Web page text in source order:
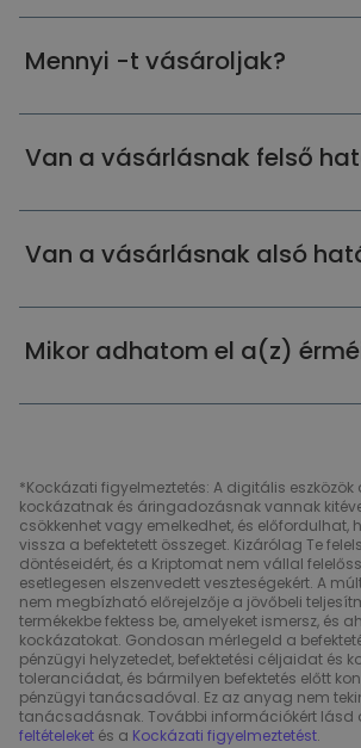
Mennyi -t vásároljak?
Van a vásárlásnak felső
Van a vásárlásnak alsó
Mikor adhatom el a(z)
*Kockázati figyelmeztetés: A digitális
kockázatnak és áringadozásnak vannak
csökkenhet vagy emelkedhet, és előfordulhat,
vissza a befektetett összeget. Kizárólag Te
döntéseidért, és a Kriptomat nem vállal
esetlegesen elszenvedett veszteségekért. A
nem megbízható előrejelzője a jövőbeli
termékekbe fektess be, amelyeket ismersz, és
kockázatokat. Gondosan mérlegeld a
pénzügyi helyzetedet, befektetési céljaidat és
toleranciádat, és bármilyen befektetés előtt
pénzügyi tanácsadóval. Ez az anyag nem
tanácsadásnak. További információkért lásd
feltételeket és a Kockázati figyelmeztetést.